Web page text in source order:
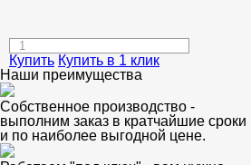
Купить Купить в 1 клик
Наши преимущества
Собственное производство -
выполним заказ в кратчайшие сроки
и по наиболее выгодной цене.